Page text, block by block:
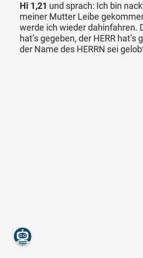
Hi 1,21 und sprach: Ich bin
meiner Mutter Leibe
werde ich wieder dahinfahren.
hat’s gegeben, der HERR hat’s
der Name des HERRN sei